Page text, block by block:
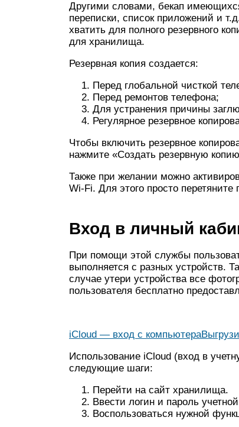
Другими словами, бекап
переписки, список приложений и
хватить для полного резервного
для хранилища.
Резервная копия создается:
Перед глобальной чисткой
Перед ремонтов телефона;
Для устранения причины
Регулярное резервное
Чтобы включить резервное
нажмите «Создать резервную
Также при желании можно
Wi-Fi. Для этого просто
Вход в личный
При помощи этой службы
выполняется с разных устройств.
случае утери устройства все
пользователя бесплатно
iCloud — вход с
Использование iCloud (вход в
следующие шаги:
Перейти на сайт хранилища.
Ввести логин и пароль
Воспользоваться нужной